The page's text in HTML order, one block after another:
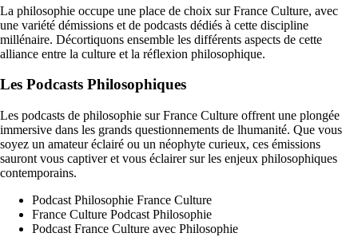
La philosophie occupe une place de choix sur France Culture, avec
une variété démissions et de podcasts dédiés à cette discipline
millénaire. Décortiquons ensemble les différents aspects de cette
alliance entre la culture et la réflexion philosophique.
Les Podcasts Philosophiques
Les podcasts de philosophie sur France Culture offrent une plongée
immersive dans les grands questionnements de lhumanité. Que vous
soyez un amateur éclairé ou un néophyte curieux, ces émissions
sauront vous captiver et vous éclairer sur les enjeux philosophiques
contemporains.
Podcast Philosophie France Culture
France Culture Podcast Philosophie
Podcast France Culture avec Philosophie